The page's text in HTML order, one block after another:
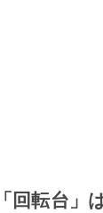
回転台」